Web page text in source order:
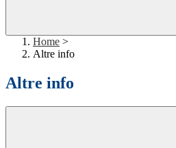
Home >
Altre info
Altre info